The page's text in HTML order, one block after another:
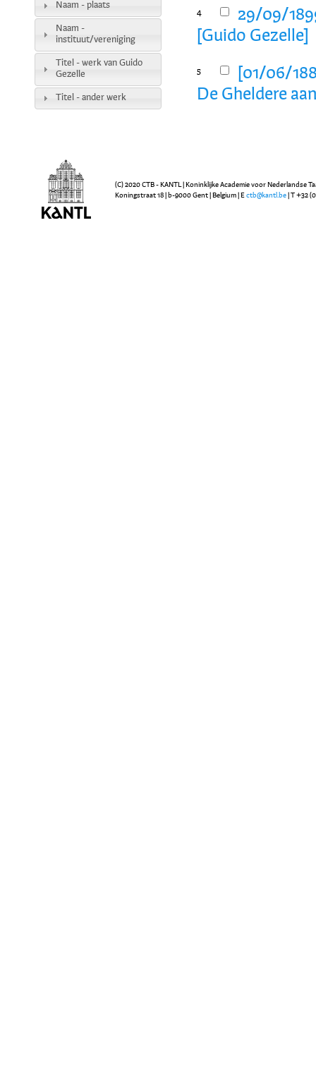
4
29/09/
[Guido Gezelle]
5
[01/06/
De Gheldere
Naam - plaats
Naam -
instituut/vereniging
Titel - werk van Guido
Gezelle
Titel - ander werk
(C) 2020 CTB - KANTL | Koninklijke Academie voor Nederlandse
Koningstraat 18 | b-9000 Gent | Belgium | E ctb@kantl.be | T +32